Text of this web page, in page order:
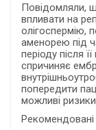
Повідомляли,
впливати на
олігоспермію,
аменорею під
періоду після
спричиняє
попередити
можливі